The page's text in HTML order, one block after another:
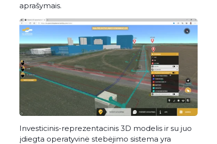
aprašymais.
Investicinis-reprezentacinis 3D modelis ir su juo
įdiegta operatyvinė stebėjimo sistema yra